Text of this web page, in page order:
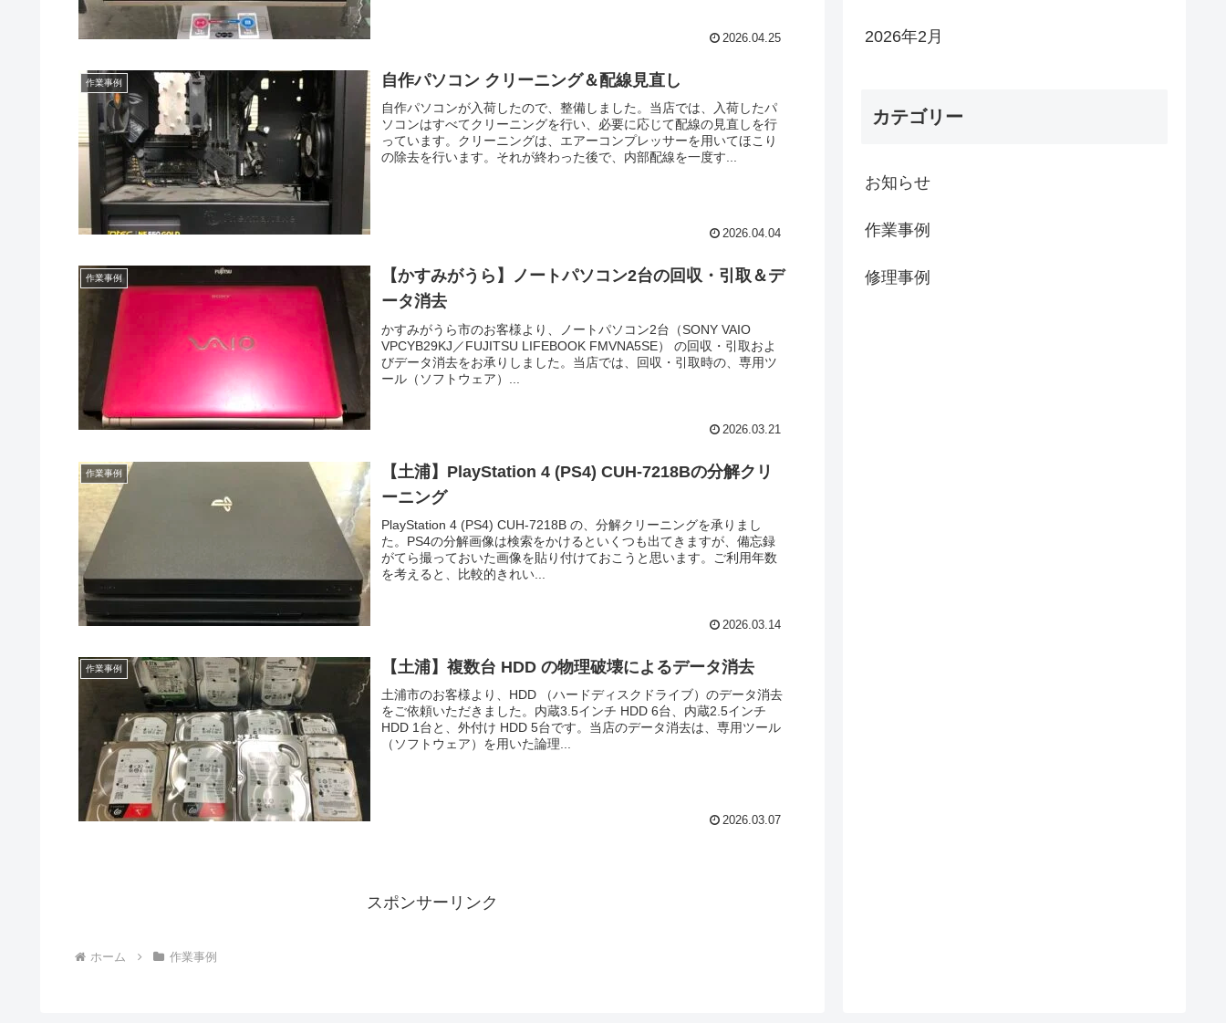
2026.04.25
作業事例 自作パソコン クリーニング＆配線見直し
自作パソコンが入荷したので、整備しました。当店では、入荷したパ
ソコンはすべてクリーニングを行い、必要に応じて配線の見直しを行
っています。クリーニングは、エアーコンプレッサーを用いてほこり
の除去を行います。それが終わった後で、内部配線を一度す...
2026.04.04
作業事例
【かすみがうら】ノートパソコン2台の回収・引取＆デ
ータ消去
かすみがうら市のお客様より、ノートパソコン2台（SONY VAIO
VPCYB29KJ／FUJITSU LIFEBOOK FMVNA5SE） の回収・引取およ
びデータ消去をお承りしました。当店では、回収・引取時の、専用ツ
ール（ソフトウェア）...
2026.03.21
作業事例
【土浦】PlayStation 4 (PS4) CUH-7218Bの分解クリ
ーニング
PlayStation 4 (PS4) CUH-7218B の、分解クリーニングを承りまし
た。PS4の分解画像は検索をかけるといくつも出てきますが、備忘録
がてら撮っておいた画像を貼り付けておこうと思います。ご利用年数
を考えると、比較的きれい...
2026.03.14
作業事例 【土浦】複数台 HDD の物理破壊によるデータ消去
土浦市のお客様より、HDD （ハードディスクドライブ）のデータ消去
をご依頼いただきました。内蔵3.5インチ HDD 6台、内蔵2.5インチ
HDD 1台と、外付け HDD 5台です。当店のデータ消去は、専用ツール
（ソフトウェア）を用いた論理...
2026.03.07
スポンサーリンク
ホーム 作業事例
2026年2月
カテゴリー
お知らせ
作業事例
修理事例